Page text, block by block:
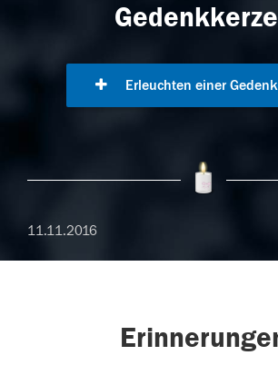
Erleuchten einer
11.11.2016